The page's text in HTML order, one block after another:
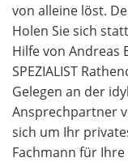
von alleine löst.
Holen Sie sich
Hilfe von Andreas
SPEZIALIST
Gelegen an der
Ansprechpartner
sich um Ihr
Fachmann für